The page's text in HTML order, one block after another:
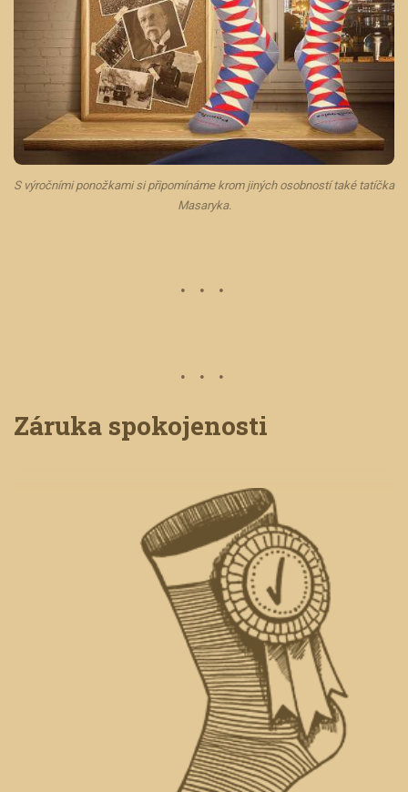
S výročními ponožkami si připomínáme krom jiných osobností také tatíčka
Masaryka.
Záruka spokojenosti